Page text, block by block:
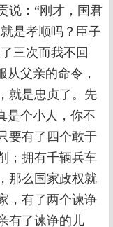
说：“刚才，国君
是孝顺吗？臣子
三次而我不回
从父亲的命令，
就是忠贞了。先
是个小人，你不
要有了四个敢于
；拥有千辆兵车
那么国家政权就
，有了两个谏诤
有了谏诤的儿